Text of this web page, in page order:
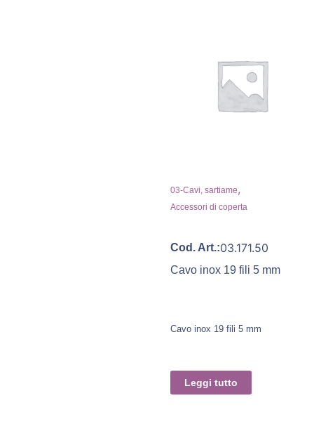
03-Cavi, sartiame,
Accessori di coperta
Cod. Art.:03.171.50
Cavo inox 19 fili 5 mm
Cavo inox 19 fili 5 mm
Leggi tutto